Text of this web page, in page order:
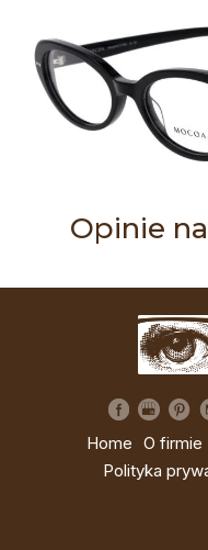
Opinie
Home O firmie
Polityka